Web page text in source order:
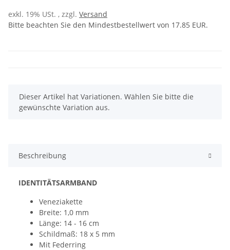
exkl. 19% USt. , zzgl. Versand
Bitte beachten Sie den Mindestbestellwert von 17.85 EUR.
x
Dieser Artikel hat Variationen. Wählen Sie bitte die
gewünschte Variation aus.
Beschreibung
IDENTITÄTSARMBAND
Veneziakette
Breite: 1,0 mm
Länge: 14 - 16 cm
Schildmaß: 18 x 5 mm
Mit Federring